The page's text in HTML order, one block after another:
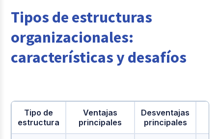
Tipos de estructuras
organizacionales:
características y desafíos
Tipo de
estructura
Ventajas
principales
Desventajas
principales